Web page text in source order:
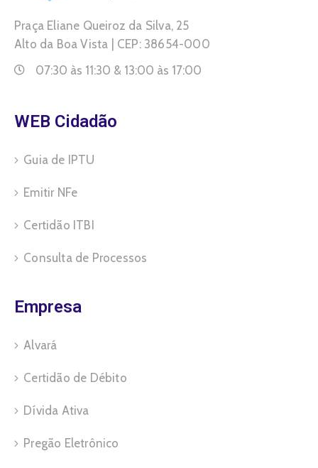
Praça Eliane Queiroz da Silva, 25
Alto da Boa Vista | CEP: 38654-000
07:30 às 11:30 & 13:00 às 17:00
WEB Cidadão
Guia de IPTU
Emitir NFe
Certidão ITBI
Consulta de Processos
Empresa
Alvará
Certidão de Débito
Dívida Ativa
Pregão Eletrônico